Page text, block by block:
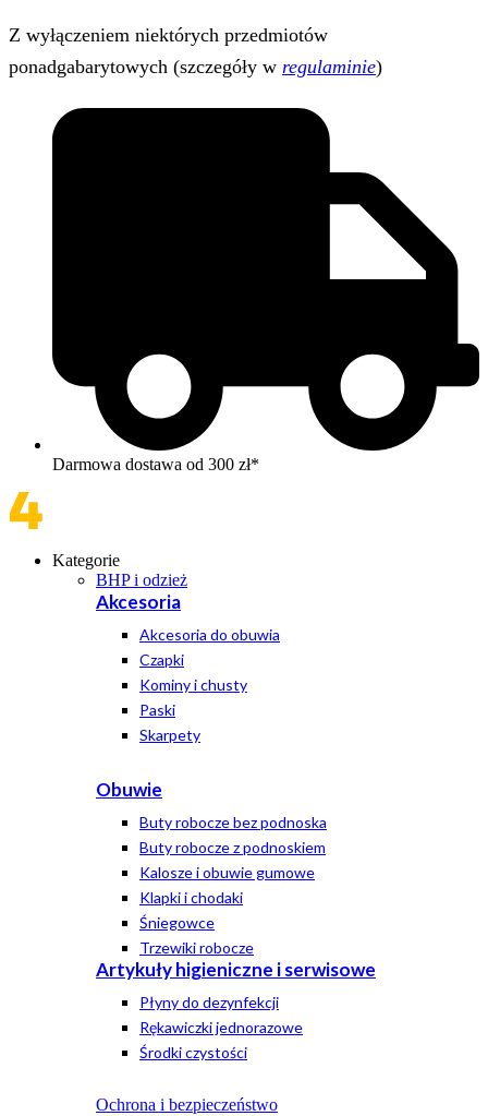
Z wyłączeniem niektórych przedmiotów
ponadgabarytowych (szczegóły w regulaminie)
Darmowa dostawa od 300 zł*
Kategorie
BHP i odzież
Akcesoria
Akcesoria do obuwia
Czapki
Kominy i chusty
Paski
Skarpety
Obuwie
Buty robocze bez podnoska
Buty robocze z podnoskiem
Kalosze i obuwie gumowe
Klapki i chodaki
Śniegowce
Trzewiki robocze
Artykuły higieniczne i serwisowe
Płyny do dezynfekcji
Rękawiczki jednorazowe
Środki czystości
Ochrona i bezpieczeństwo